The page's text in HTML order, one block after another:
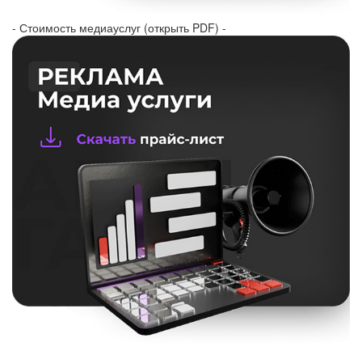
- Стоимость медиауслуг (открыть PDF) -